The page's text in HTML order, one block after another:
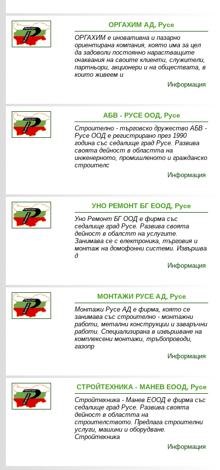
ОРГАХИМ АД, Русе
ОРГАХИМ е иновативна и пазарно
ориентирана компания, която има за цел
да задоволи постоянно нарастващите
очаквания на своите клиенти, служители,
партньори, акционери и на обществата, в
които живеем и
Информация
АБВ - РУСЕ ООД, Русе
Строително - търговско дружество АБВ -
Русе ООД е регистрирано през 1990
година със седалище град Русе. Развива
своята дейност в областта на
инженерното, промишленото и гражданско
строителс
Информация
УНО РЕМОНТ БГ ЕООД, Русе
Уно Ремонт БГ ООД е фирма със
седалище град Русе. Развива своята
дейност в обалстт на услугите.
Занимава се с електроника, търговия и
монтаж на домофонни системи. Извършва
д
Информация
МОНТАЖИ РУСЕ АД, Русе
Монтажи Русе АД е фирма, която се
занимава със строително - монтажни
работи, метални конструкции и заваръчни
работи. Специализирана в извършване на
комплексени монтажи, тръбопроводи,
газопр
Информация
СТРОЙТЕХНИКА - МАНЕВ ЕООД, Русе
Стройтехника - Манев ЕООД е фирма със
седалище град Русе. Развива своята
дейност в областта на
строителството. Предлага строителни
услуги, машини и оборудване.
Стройтехника
Информация